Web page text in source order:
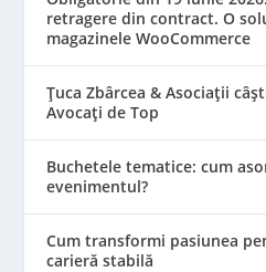
retragere din contract. O
magazinele WooCommerce
Țuca Zbârcea & Asociații
Avocați de Top
Buchetele tematice: cum
evenimentul?
Cum transformi pasiunea
carieră stabilă